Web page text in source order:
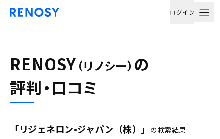
ログイン
RENOSY （リノシー） の
評判・口コミ
「リジェネロン•ジャパン（株）」
の検索結果